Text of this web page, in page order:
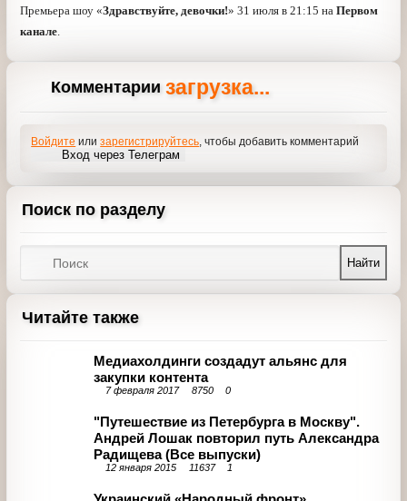
будут удалять отстающих участниц. И в конце на сцене
останется Она – та самая «мисс конгениальность»,
Премьера шоу «
» 31 июля в 21:15
наПервом канале.
загрузка...
комментарий
Вход через Телеграм
Поиск по разделу